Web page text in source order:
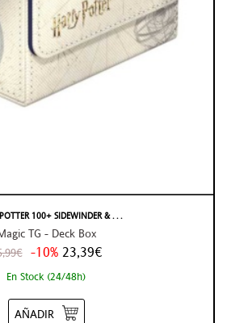
100+ SIDEWINDER & . . .
TG - Deck Box
-10% 23,39€
En Stock (24/48h)
AÑADIR